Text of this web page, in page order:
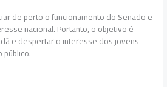
de perto o funcionamento do Senado e
nacional. Portanto, o objetivo é
e despertar o interesse dos jovens